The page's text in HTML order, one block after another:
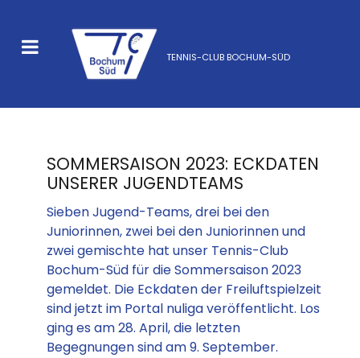
TENNIS-CLUB BOCHUM-SÜD
SOMMERSAISON 2023: ECKDATEN
UNSERER JUGENDTEAMS
Sieben Jugend-Teams, drei bei den
Juniorinnen, zwei bei den Juniorinnen und
zwei gemischte hat unser Tennis-Club
Bochum-Süd für die Sommersaison 2023
gemeldet. Die Eckdaten der Freiluftspielzeit
sind jetzt im Portal nuliga veröffentlicht. Los
ging es am 28. April, die letzten
Begegnungen sind am 9. September.